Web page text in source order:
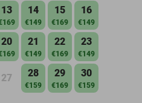
13 14
€149
15
€169
16
€149
20 21
€149
22
€169
23
€149
27 28
€159
29
€169
30
€159